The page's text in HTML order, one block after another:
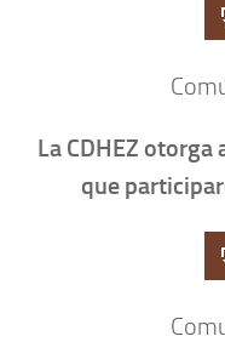
La CDHEZ
que